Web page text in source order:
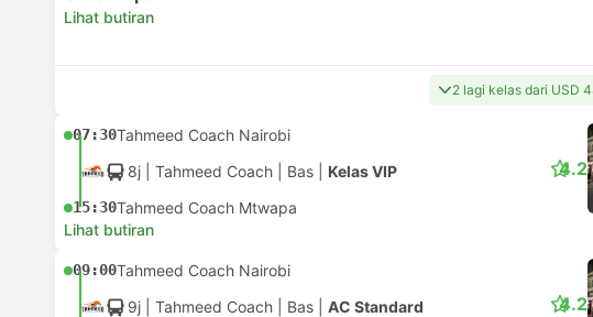
Lihat butiran
2 lagi kelas dari USD
07:30Tahmeed Coach Nairobi
8j | Tahmeed Coach Bas Kelas VIP
15:30Tahmeed Coach Mtwapa
4.2
Lihat butiran
09:00Tahmeed Coach Nairobi
9j | Tahmeed Coach Bas AC Standard 4.2